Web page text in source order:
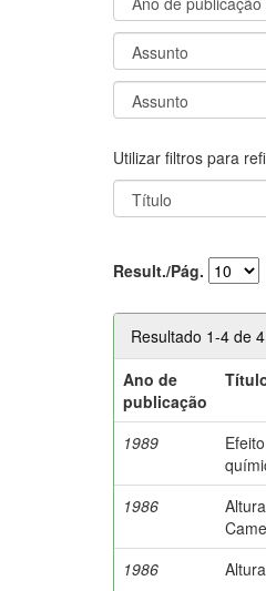
Utilizar filtros para
Result./Pág.
Resultado 1-4 de
Ano de
publicação
1989
1986
1986